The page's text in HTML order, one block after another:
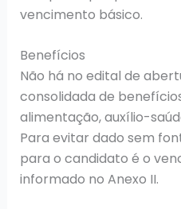
vencimento básico.
Benefícios
Não há no edital de
consolidada de
alimentação, auxílio-
Para evitar dado sem
para o candidato é o
informado no Anexo II.